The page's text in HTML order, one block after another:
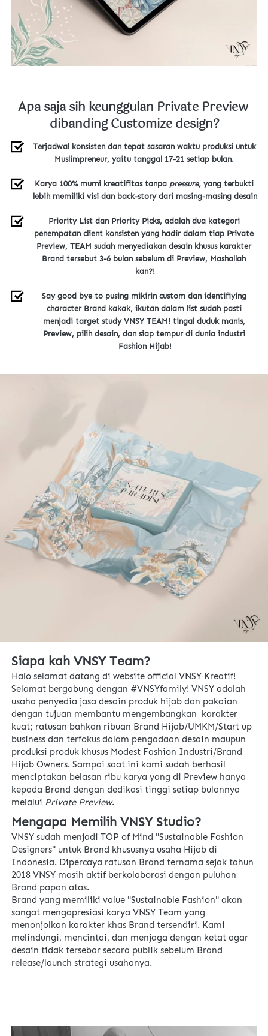
Apa saja sih keunggulan Private Preview
dibanding Customize design?
Terjadwal konsisten dan tepat sasaran waktu produksi untuk
Muslimpreneur, yaitu tanggal 17-21 setiap bulan.
Karya 100% murni kreatifitas tanpa pressure, yang terbukti
lebih memiliki visi dan back-story dari masing-masing desain
Priority List dan Priority Picks, adalah dua kategori
penempatan client konsisten yang hadir dalam tiap Private
Preview, TEAM sudah menyediakan desain khusus karakter
Brand tersebut 3-6 bulan sebelum di Preview, Mashallah
kan?!
Say good bye to pusing mikirin custom dan identifiying
character Brand kakak, ikutan dalam list sudah pasti
menjadi target study VNSY TEAM! tingal duduk manis,
Preview, pilih desain, dan siap tempur di dunia industri
Fashion Hijab!
Siapa kah VNSY Team?
Halo selamat datang di website official VNSY Kreatif!
Selamat bergabung dengan #VNSYfamily! VNSY adalah
usaha penyedia jasa desain produk hijab dan pakaian
dengan tujuan membantu mengembangkan  karakter
kuat; ratusan bahkan ribuan Brand Hijab/UMKM/Start up
business dan terfokus dalam pengadaan desain maupun
produksi produk khusus Modest Fashion Industri/Brand
Hijab Owners. Sampai saat ini kami sudah berhasil
menciptakan belasan ribu karya yang di Preview hanya
kepada Brand dengan dedikasi tinggi setiap bulannya
melalui Private Preview.
Mengapa Memilih VNSY Studio?
VNSY sudah menjadi TOP of Mind "Sustainable Fashion
Designers" untuk Brand khususnya usaha Hijab di
Indonesia. Dipercaya ratusan Brand ternama sejak tahun
2018 VNSY masih aktif berkolaborasi dengan puluhan
Brand papan atas.
Brand yang memiliki value "Sustainable Fashion" akan
sangat mengapresiasi karya VNSY Team yang
menonjolkan karakter khas Brand tersendiri. Kami
melindungi, mencintai, dan menjaga dengan ketat agar
desain tidak tersebar secara publik sebelum Brand
release/launch strategi usahanya.